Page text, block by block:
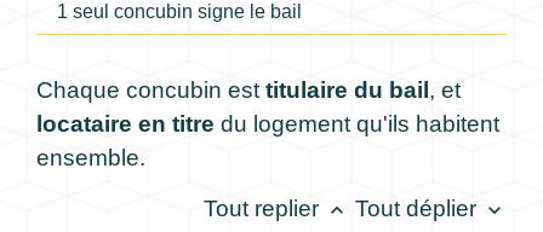
1 seul concubin signe le bail
Chaque concubin esttitulaire du bail , et
locataire en titre du logement qu'ils habitent
ensemble.
Tout replier keyboard_arrow_up Tout déplier keyboard_arrow_down